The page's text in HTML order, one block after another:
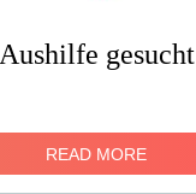
Aushilfe gesucht
READ MORE